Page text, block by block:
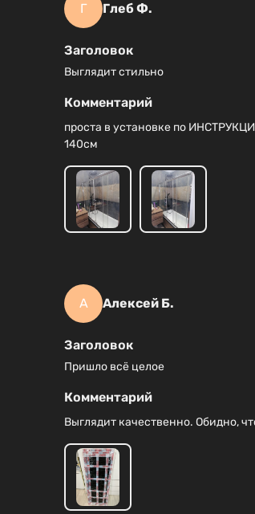
Г Глеб Ф.
Заголовок
Выглядит стильно
Комментарий
проста в установке по
140см
А Алексей Б.
Заголовок
Пришло всё целое
Комментарий
Выглядит качественно. Обидно,